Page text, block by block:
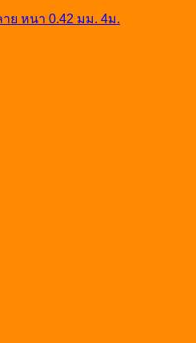
ย หนา 0.42 มม. 4ม.